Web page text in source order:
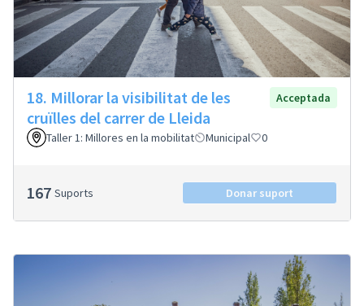
18. Millorar la visibilitat de les
cruïlles del carrer de Lleida
Acceptada
Taller 1: Millores en la mobilitat Municipal 0
167 Suports Donar suport